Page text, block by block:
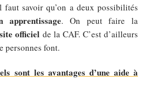
savoir qu’on a deux possibilités
apprentissage. On peut faire la
officiel de la CAF. C’est d’ailleurs
personnes font.
sont les avantages d’une aide à